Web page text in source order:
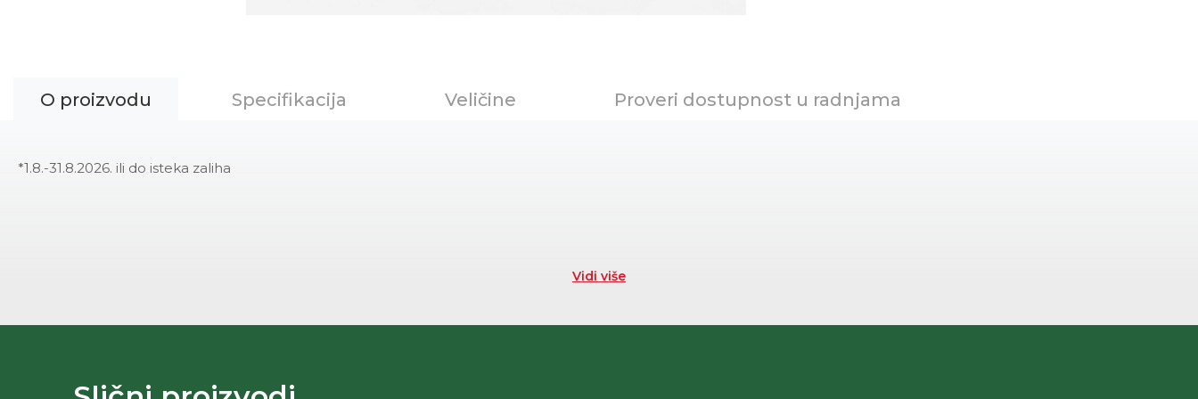
O proizvodu Specifikacija Veličine Proveri dostupnost u radnjama
*1.8.-31.8.2026. ili do isteka zaliha
Vidi više